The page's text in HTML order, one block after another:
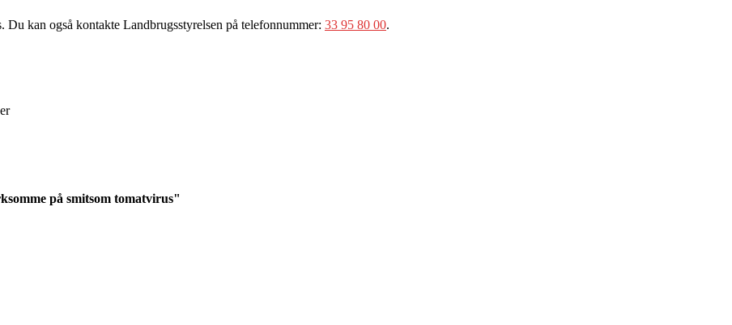
kan også kontakte Landbrugsstyrelsen på telefonnummer: 33 95 80 00.
på smitsom tomatvirus"